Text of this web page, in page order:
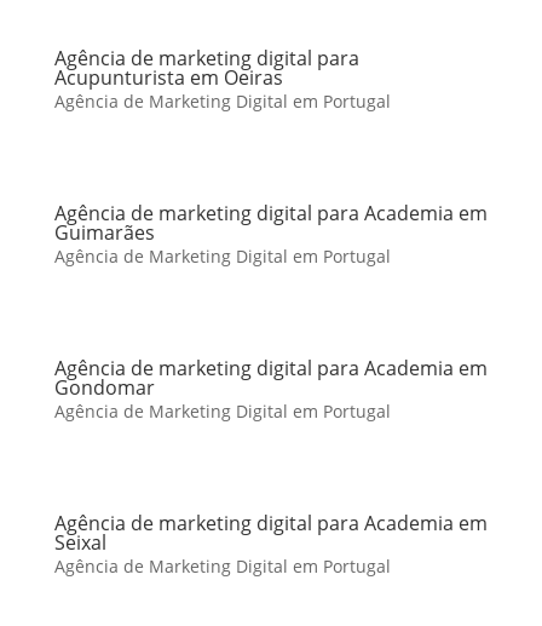
Agência de marketing digital para
Acupunturista em Oeiras
Agência de Marketing Digital em Portugal
Agência de marketing digital para Academia em
Guimarães
Agência de Marketing Digital em Portugal
Agência de marketing digital para Academia em
Gondomar
Agência de Marketing Digital em Portugal
Agência de marketing digital para Academia em
Seixal
Agência de Marketing Digital em Portugal